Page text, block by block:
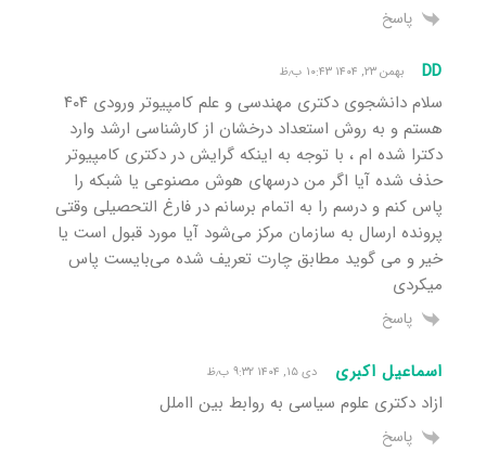
پاسخ
DD بهمن ۲۳, ۱۴۰۴ ۱۰:۴۳ ب٫ظ
سلام دانشجوی دکتری مهندسی و علم کامپیوتر ورودی ۴۰۴
هستم و به روش استعداد درخشان از کارشناسی ارشد وارد
دکترا شده ام ، با توجه به اینکه گرایش در دکتری کامپیوتر
حذف شده آیا اگر من درسهای هوش مصنوعی یا شبکه را
پاس کنم و درسم را به اتمام برسانم در فارغ التحصیلی وقتی
پرونده ارسال به سازمان مرکز می‌شود آیا مورد قبول است یا
خیر و می گوید مطابق چارت تعریف شده می‌بایست پاس
میکردی
پاسخ
اسماعیل اکبری دی ۱۵, ۱۴۰۴ ۹:۳۲ ب٫ظ
ازاد دکتری علوم سیاسی به روابط بین ااملل
پاسخ